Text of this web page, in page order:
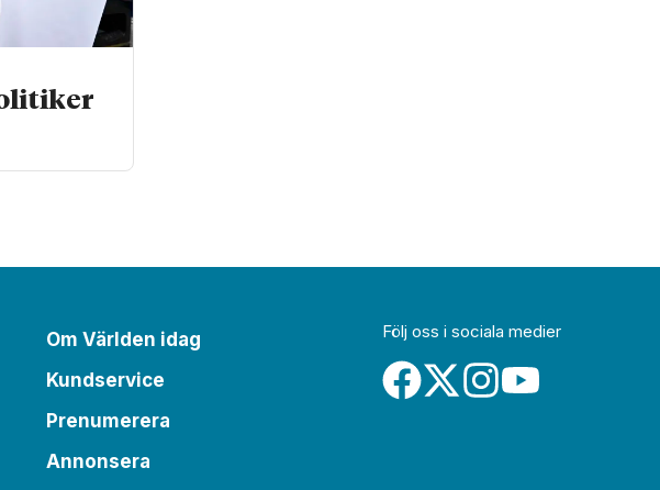
Om Världen idag
Kundservice
Prenumerera
Annonsera
Följ oss i sociala medier